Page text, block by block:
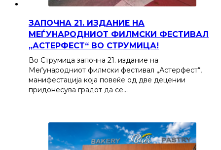
ЗАПОЧНА 21. ИЗДАНИЕ НА
МЕЃУНАРОДНИОТ ФИЛМСКИ ФЕСТИВАЛ
„АСТЕРФЕСТ“ ВО СТРУМИЦА!
Во Струмица започна 21. издание на
Меѓународниот филмски фестивал „Астерфест“,
манифестација која повеќе од две децении
придонесува градот да се…